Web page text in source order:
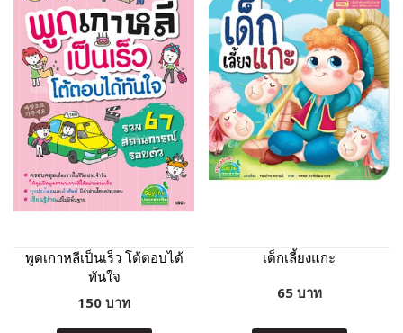
พูดเกาหลีเป็นเร็ว โต้ตอบได้
ทันใจ
150 บาท
เด็กเลี้ยงแกะ
65 บาท